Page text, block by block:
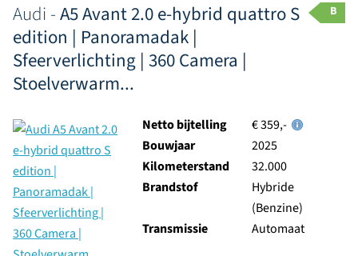
Audi -A5 Avant 2.0 e-hybrid quattro S
edition | Panoramadak |
Sfeerverlichting | 360 Camera |
Stoelverwarm...
B
Netto bijtelling
€ 359,-
Bouwjaar
2025
Kilometerstand
32.000
Brandstof
Hybride
(Benzine)
Transmissie
Automaat